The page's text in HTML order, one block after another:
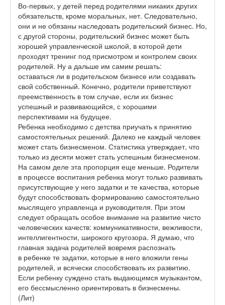
Во-первых, у детей перед родителями никаких других
обязательств, кроме моральных, нет. Следовательно,
они и не обязаны наследовать родительский бизнес. Но,
с другой стороны, родительский бизнес может быть
хорошей управленческой школой, в которой дети
проходят тренинг под присмотром и контролем своих
родителей. Ну а дальше им самим решать:
оставаться ли в родительском бизнесе или создавать
свой собственный. Конечно, родители приветствуют
преемственность в том случае, если их бизнес
успешный и развивающийся, с хорошими
перспективами на будущее.
Ребенка необходимо с детства приучать к принятию
самостоятельных решений. Далеко не каждый человек
может стать бизнесменом. Статистика утверждает, что
только из десяти может стать успешным бизнесменом.
На самом деле эта пропорция еще меньше. Родители
в процессе воспитания ребенка могут только развивать
присутствующие у него задатки и те качества, которые
будут способствовать формированию самостоятельно
мыслящего управленца и руководителя. При этом
следует обращать особое внимание на развитие чисто
человеческих качеств: коммуникативности, вежливости,
интеллигентности, широкого кругозора. Я думаю, что
главная задача родителей вовремя распознать
в ребенке те задатки, которые в него вложили гены
родителей, и всячески способствовать их развитию.
Если ребенку суждено стать выдающимся музыкантом,
его бессмысленно ориентировать в бизнесмены.
(Лит)